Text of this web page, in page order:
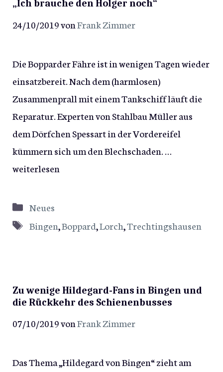
„Ich brauche den Holger noch“
24/10/2019vonFrank Zimmer
Die Bopparder Fähre ist in wenigen Tagen wieder
einsatzbereit. Nach dem (harmlosen)
Zusammenprall mit einem Tankschiff läuft die
Reparatur. Experten von Stahlbau Müller aus
dem Dörfchen Spessart in der Vordereifel
kümmern sich um den Blechschaden. …
weiterlesen
Kategorien
Neues
Schlagwörter
Bingen,Boppard,Lorch,Trechtingshausen
Zu wenige Hildegard-Fans in Bingen und
die Rückkehr des Schienenbusses
07/10/2019vonFrank Zimmer
Das Thema „Hildegard von Bingen“ zieht am